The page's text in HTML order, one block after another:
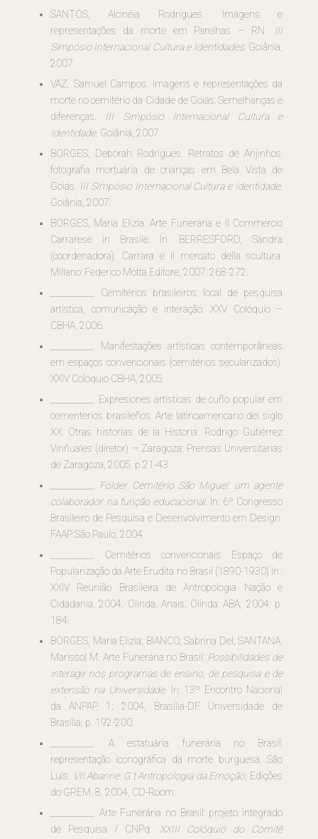
SANTOS, Alcinéia Rodrigues. Imagens e
representações da morte em Parelhas – RN.
III
Simpósio Internacional Cultura e Identidades. Goiânia,
2007.
VAZ, Samuel Campos. Imagens e representações da
morte no cemitério da Cidade de Goiás: Semelhanças e
diferenças. III Simpósio Internacional Cultura e
Identidade. Goiânia, 2007.
BORGES, Deborah Rodrigues. Retratos de Anjinhos:
fotografia mortuária de crianças em Bela Vista de
Goiás.
III Simpósio Internacional Cultura e Identidade.
Goiânia, 2007.
BORGES, Maria Elizia. Arte Funerária e Il Commercio
Carrarese in Brasile. In: BERRESFORD, Sandra
(coordenadora). Carrara e il mercato della scultura.
Millano: Federico Motta Editore, 2007: 268-272.
__________. Cemitérios brasileiros: local de pesquisa
artística, comunicação e interação. XXV Colóquio –
CBHA, 2006.
__________. Manifestações artísticas contemporâneas
em espaços convencionais (cemitérios secularizados).
XXIV Colóquio CBHA, 2005.
__________. Expresiones artisticas de cuño popular em
cementerios brasileños. Arte latinoamericano del siglo
XX: Otras historias de la Historia. Rodrigo Gutiérrez
Vinñuales (diretor) – Zaragoza: Prensas Universitarias
de Zaragoza, 2005. p.21-43
Folder Cemitério São Miguel: um agente
colaborador na função educacional. In: 6º Congresso
Brasileiro de Pesquisa e Desenvolvimento em Design.
FAAP São Paulo, 2004.
__________. Cemitérios convencionais: Espaço de
Popularização da Arte Erudita no Brasil (1890-1930) In.:
XXIV Reunião Brasileira de Antropologia Nação e
Cidadania, 2004, Olinda. Anais, Olinda: ABA, 2004. p.
184.
BORGES, Maria Elizia; BIANCO, Sabrina Del; SANTANA,
Marissol M. Arte Funerária no Brasil: Possibilidades de
interagir nos programas de ensino, de pesquisa e de
extensão na Universidade. In: 13º Encontro Nacional
da ANPAP, 1; 2004, Brasília-DF. Universidade de
Brasília, p. 192-200.
__________. A estatuária funerária no Brasil:
representação iconográfica da morte burguesa. São
Luís.
VII Abanne: G´t Antropologia da Emoção , Edições
do GREM, 8, 2004, CD-Room.
__________. Arte Funerária no Brasil: projeto integrado
de Pesquisa / CNPq. XXIII Colóquio do Comitê